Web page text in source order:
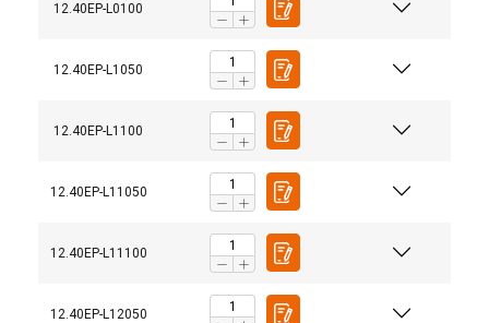
12.40EP-L0100
12.40EP-L1050
12.40EP-L1100
12.40EP-L11050
12.40EP-L11100
12.40EP-L12050